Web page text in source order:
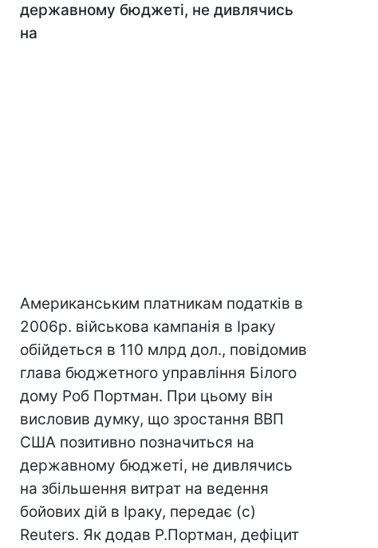
державному бюджеті, не дивлячись
на
Американським платникам податків в
2006р. військова кампанія в Іраку
обійдеться в 110 млрд дол., повідомив
глава бюджетного управління Білого
дому Роб Портман. При цьому він
висловив думку, що зростання ВВП
США позитивно позначиться на
державному бюджеті, не дивлячись
на збільшення витрат на ведення
бойових дій в Іраку, передає (с)
Reuters. Як додав Р.Портман, дефіцит